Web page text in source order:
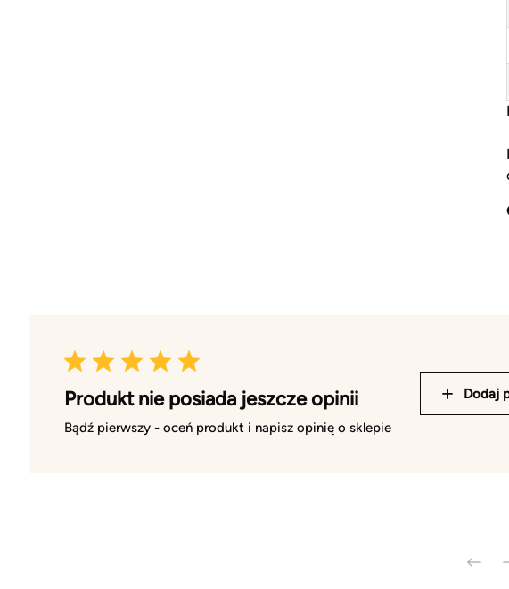
Produkt nie posiada jeszcze opinii
Bądź pierwszy - oceń produkt i napisz opinię o sklepie
Dodaj